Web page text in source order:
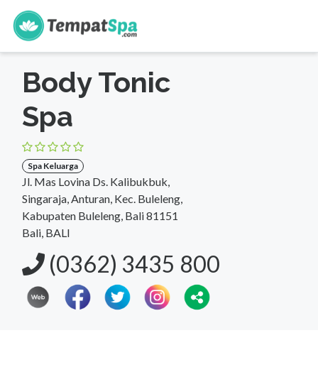
s
Body Tonic
Spa
Spa Keluarga
Jl. Mas Lovina Ds. Kalibukbuk,
Singaraja, Anturan, Kec. Buleleng,
Kabupaten Buleleng, Bali 81151
Bali, BALI
(0362) 3435 800